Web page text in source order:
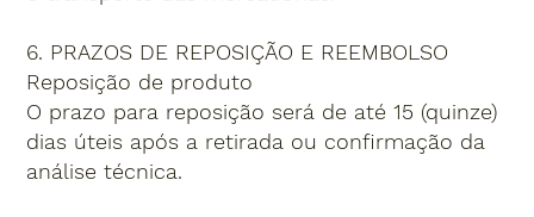
6. PRAZOS DE REPOSIÇÃO E REEMBOLSO
Reposição de produto
O prazo para reposição será de até 15 (quinze)
dias úteis após a retirada ou confirmação da
análise técnica.